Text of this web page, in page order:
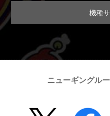
機種
ニューギングル